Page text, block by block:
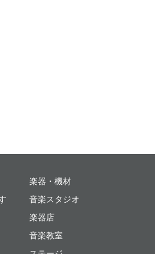
楽器・機材
音楽スタジオ
楽器店
音楽教室